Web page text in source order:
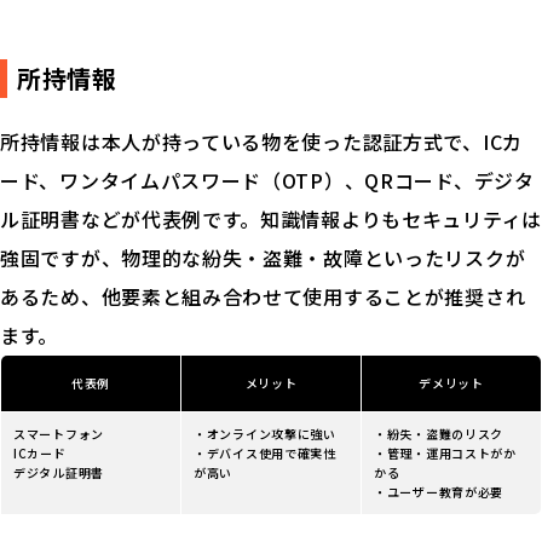
所持情報
所持情報は本人が持っている物を使った認証方式で、ICカ
ード、ワンタイムパスワード（OTP）、QRコード、デジタ
ル証明書などが代表例です。知識情報よりもセキュリティは
強固ですが、物理的な紛失・盗難・故障といったリスクが
あるため、他要素と組み合わせて使用することが推奨され
ます。
代表例 メリット デメリット
スマートフォン
ICカード
デジタル証明書
・オンライン攻撃に強い
・デバイス使用で確実性
が高い
・紛失・盗難のリスク
・管理・運用コストがか
かる
・ユーザー教育が必要